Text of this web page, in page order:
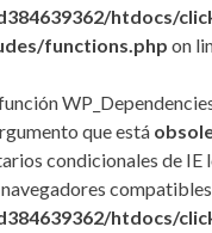
htdocs/
functions.php on
función
que está
condicionales de IE
navegadores
htdocs/